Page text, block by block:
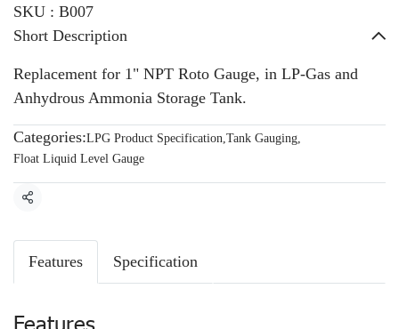
SKU : B007
Short Description
Replacement for 1" NPT Roto Gauge, in LP-Gas and
Anhydrous Ammonia Storage Tank.
Categories:LPG Product Specification,Tank Gauging,
Float Liquid Level Gauge
Share
Features Specification
Features